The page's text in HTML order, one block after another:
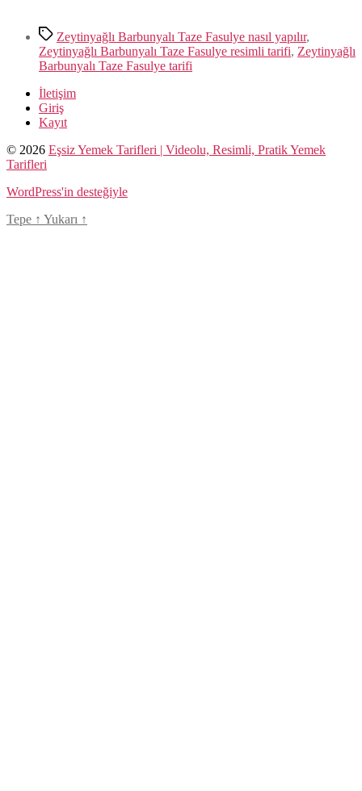
Etiketler
Zeytinyağlı Barbunyalı Taze Fasulye nasıl yapılır,
Zeytinyağlı Barbunyalı Taze Fasulye resimli tarifi, Zeytinyağlı
Barbunyalı Taze Fasulye tarifi
İletişim
Giriş
Kayıt
© 2026 Eşsiz Yemek Tarifleri | Videolu, Resimli, Pratik Yemek
Tarifleri
WordPress'in desteğiyle
Tepe ↑ Yukarı ↑